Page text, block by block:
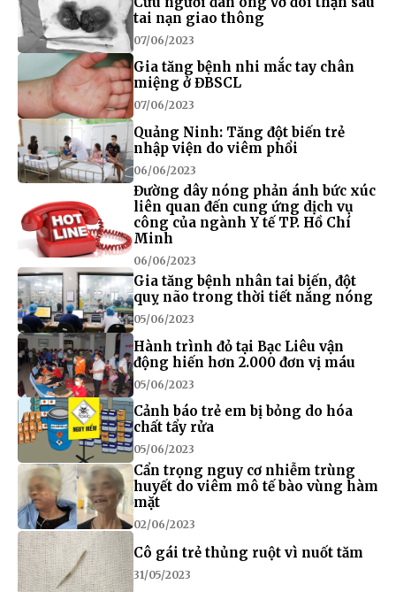
tai nạn giao thông
07/06/2023
Gia tăng bệnh nhi mắc tay chân
miệng ở ĐBSCL
07/06/2023
Quảng Ninh: Tăng đột biến trẻ
nhập viện do viêm phổi
06/06/2023
Đường dây nóng phản ánh bức xúc
liên quan đến cung ứng dịch vụ
công của ngành Y tế TP. Hồ Chí
Minh
06/06/2023
Gia tăng bệnh nhân tai biến, đột
quỵ não trong thời tiết nắng nóng
05/06/2023
Hành trình đỏ tại Bạc Liêu vận
động hiến hơn 2.000 đơn vị máu
05/06/2023
Cảnh báo trẻ em bị bỏng do hóa
chất tẩy rửa
05/06/2023
Cẩn trọng nguy cơ nhiễm trùng
huyết do viêm mô tế bào vùng hàm
mặt
02/06/2023
Cô gái trẻ thủng ruột vì nuốt tăm
31/05/2023